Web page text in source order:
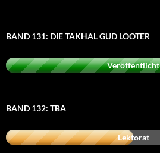
BAND 131: DIE TAKHAL GUD LOOTER
Veröffentlicht
BAND 132: TBA
Lektorat